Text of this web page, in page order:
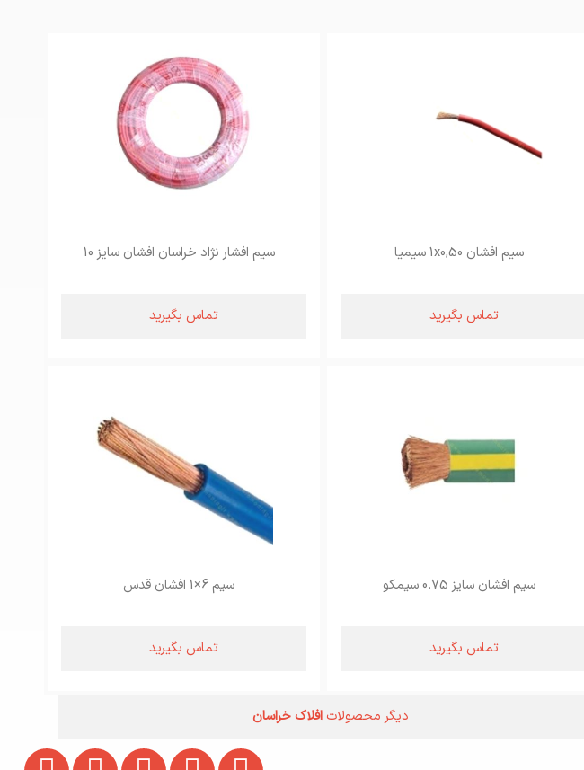
سیم افشان 1x0,50 سیمیا
تماس بگیرید
سیم افشار نژاد خراسان افشان سایز 10
تماس بگیرید
سیم افشان سایز 0.75 سیمکو
تماس بگیرید
سیم 6×1 افشان قدس
تماس بگیرید
دیگر محصولاتافلاک خراسان